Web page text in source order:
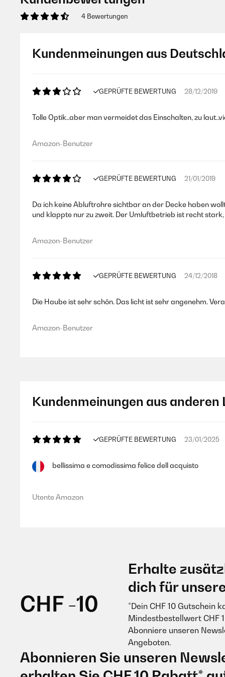
4 Bewertungen
Kundenmeinungen aus
GEPRÜFTE BEWERTUNG 28/12/2019
Tolle Optik..aber man vermeidet das Einschalten, zu
Amazon-Benutzer
GEPRÜFTE BEWERTUNG 21/01/2019
Da ich keine Abluftrohre sichtbar an der Decke haben
und klappte nur zu zweit. Der Umluftbetrieb ist recht
Amazon-Benutzer
GEPRÜFTE BEWERTUNG 24/12/2018
Die Haube ist sehr schön. Das licht ist sehr angenehm.
Amazon-Benutzer
Kundenmeinungen aus anderen
GEPRÜFTE BEWERTUNG 23/01/2025
bellissima e comodissima felice dell acquisto
Utente Amazon
CHF -10
Erhalte
dich für
*Dein CHF 10 Gutschein
Mindestbestellwert CHF
Abonniere unseren
Angeboten.
Abonnieren Sie unseren